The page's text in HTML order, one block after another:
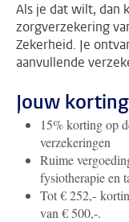
Als je dat wilt, dan
zorgverzekering
Zekerheid. Je
aanvullende
Jouw
15% korting op
verzekeringen
Ruime
fysiotherapie en
Tot € 252,-
van € 500,-.